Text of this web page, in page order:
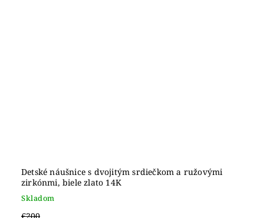
Detské náušnice s dvojitým srdiečkom a ružovými
zirkónmi, biele zlato 14K
Skladom